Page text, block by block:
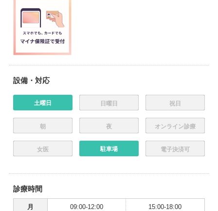
設備・対応
土曜日 日曜日 祝日
朝 夜 オンライン診療
女医 駐車場 電子決済可
診療時間
月 09:00-12:00 15:00-18:00